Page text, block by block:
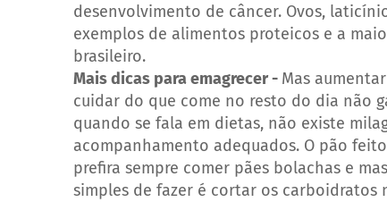
desenvolvimento de câncer. Ovos,
exemplos de alimentos proteicos e a
brasileiro.
Mais dicas para emagrecer - Mas
cuidar do que come no resto do dia não
quando se fala em dietas, não existe
acompanhamento adequados. O pão
prefira sempre comer pães bolachas e
simples de fazer é cortar os